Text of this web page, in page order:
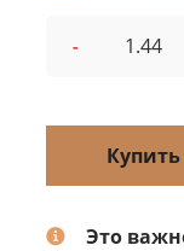
-
Купить
Это